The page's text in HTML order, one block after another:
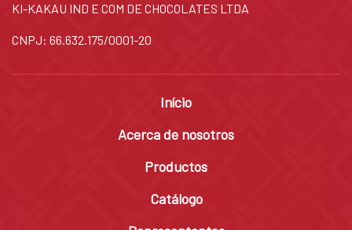
KI-KAKAU IND E COM DE CHOCOLATES LTDA
CNPJ: 66.632.175/0001-20
Início
Acerca de nosotros
Productos
Catálogo